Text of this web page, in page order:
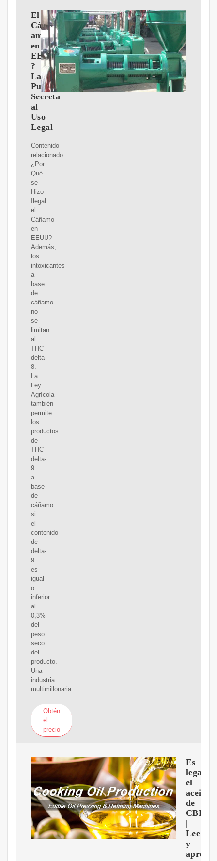
El
Cá?
amo
en
EEUU:
?
La
Puerta
Secreta
al
Uso
Legal
Contenido
relacionado:
¿Por
Qué
se
Hizo
Ilegal
el
Cáñamo
en
EEUU?
Además,
los
intoxicantes
a
base
de
cáñamo
no
se
limitan
al
THC
delta-
8.
La
Ley
Agrícola
también
permite
los
productos
de
THC
delta-
9
a
base
de
cáñamo
si
el
contenido
de
delta-
9
es
igual
o
inferior
al
0,3%
del
peso
seco
del
producto.
Una
industria
multimillonaria
Obtén
el
precio
Es
legal
el
aceite
de
CBD?
|
Lee
y